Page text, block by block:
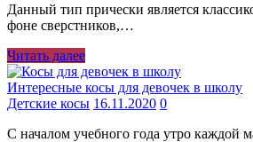
Данный тип прически является
фоне сверстников,…
Читать далее
Интересные косы для девочек в школу
Детские косы 16.11.2020 0
С началом учебного года утро каждой